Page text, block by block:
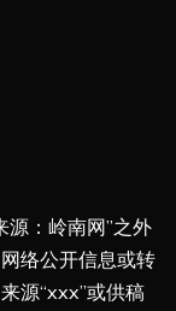
源：岭南网”之外
络公开信息或转
源“xxx”或供稿